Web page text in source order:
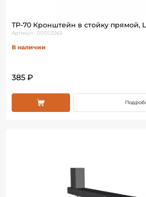
ТР-70 Кронштейн в стойку прямой,
Артикул : 00003263
В наличии
385 ₽